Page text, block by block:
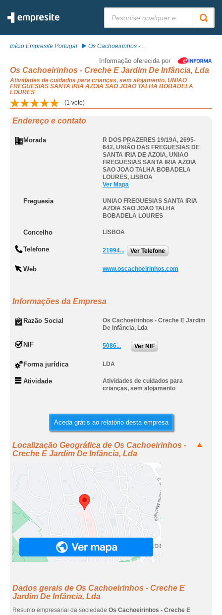
Início Empresite Portugal Os Cachoeirinhos - ...
Informação oferecida por
Os Cachoeirinhos - Creche E Jardim De Infância, Lda
Atividades de cuidados para crianças, sem alojamento, UNIAO
FREGUESIAS SANTA IRIA AZOIA SAO JOAO TALHA BOBADELA
LOURES
(1 voto)
Endereço e contato
Morada
R DOS PRAZERES 19/19A, 2695-
642, UNIÃO DAS FREGUESIAS DE
SANTA IRIA DE AZOIA, UNIAO
FREGUESIAS SANTA IRIA AZOIA
SAO JOAO TALHA BOBADELA
LOURES, LISBOA
Ver Mapa
Freguesia
UNIAO FREGUESIAS SANTA IRIA
AZOIA SAO JOAO TALHA
BOBADELA LOURES
Concelho LISBOA
Telefone 21994... Ver Telefone
Web www.oscachoeirinhos.com
Informações da Empresa
Razão Social
Os Cachoeirinhos - Creche E Jardim
De Infância, Lda
NIF 5086... Ver NIF
Forma jurídica LDA
Atividade
Atividades de cuidados para
crianças, sem alojamento
Aceda grátis ao relatório desta empresa
Localização Geográfica de Os Cachoeirinhos -
Creche E Jardim De Infância, Lda
Dados gerais de Os Cachoeirinhos - Creche E
Jardim De Infância, Lda
Resumo empresarial da sociedade Os Cachoeirinhos - Creche E